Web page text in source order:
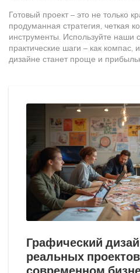
Готовый проект – это не только
продуманная стратегия, четкая
инструменты. Используйте наши
практические шаги – как компас,
дизайне станет проще и
Графический
реальных